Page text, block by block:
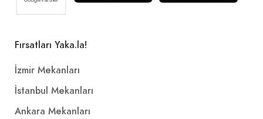
Fırsatları Yaka.la!
İzmir Mekanları
İstanbul Mekanları
Ankara Mekanları